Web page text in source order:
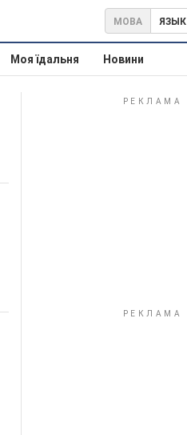
МОВА ЯЗЫК
Моя їдальня Новини